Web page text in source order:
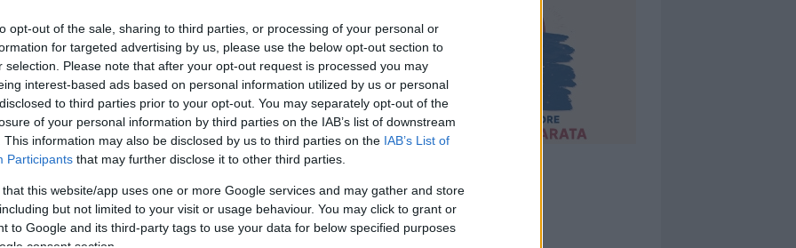
opt-out of the sale, sharing to third parties, or processing of your personal or
for targeted advertising by us, please use the below opt-out section to
selection. Please note that after your opt-out request is processed you may
interest-based ads based on personal information utilized by us or personal
to third parties prior to your opt-out. You may separately opt-out of the
of your personal information by third parties on the IAB’s list of downstream
This information may also be disclosed by us to third parties on the IAB’s List of
Participants that may further disclose it to other third parties.
that this website/app uses one or more Google services and may gather and store
but not limited to your visit or usage behaviour. You may click to grant or
to Google and its third-party tags to use your data for below specified purposes
cliccandoqui
nella sezione Logindal menù del sito o